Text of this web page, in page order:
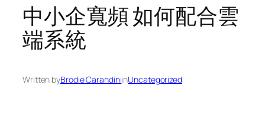
中小企寬頻 如何配合雲
端系統
Written byBrodie CarandiniinUncategorized